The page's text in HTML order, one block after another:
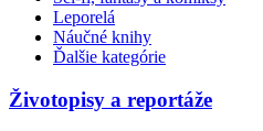
Leporelá
Náučné knihy
Ďalšie kategórie
Životopisy a reportáže